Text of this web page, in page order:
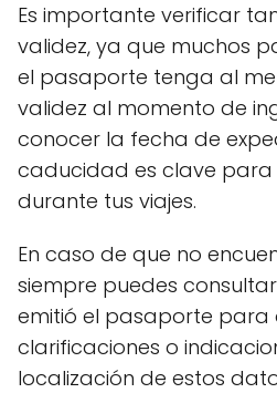
Es importante verificar
validez, ya que muchos
el pasaporte tenga al
validez al momento de
conocer la fecha de
caducidad es clave
durante tus viajes.
En caso de que no
siempre puedes
emitió el pasaporte para
clarificaciones o
localización de estos